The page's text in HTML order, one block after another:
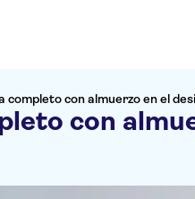
completo con almuerzo en el
con